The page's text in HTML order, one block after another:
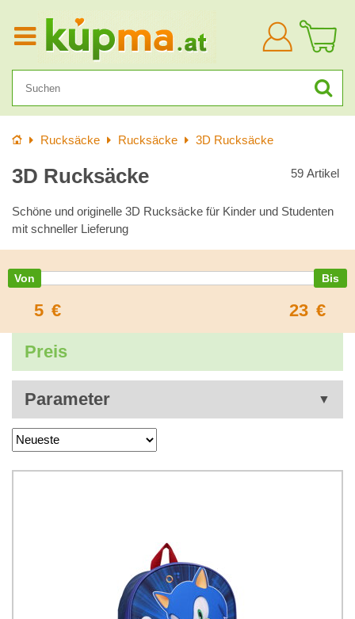
Anmelden
StartseiteRucksäcke Rucksäcke 3D Rucksäcke
3D Rucksäcke 59 Artikel
Schöne und originelle 3D Rucksäcke für Kinder und Studenten
mit schneller Lieferung
5 € 23 €
Preis
Parameter